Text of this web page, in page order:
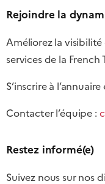
Rejoindre la
Améliorez la
services de la French
S’inscrire à
Contacter l’équipe :
Restez informé(e)
Suivez nous sur nos